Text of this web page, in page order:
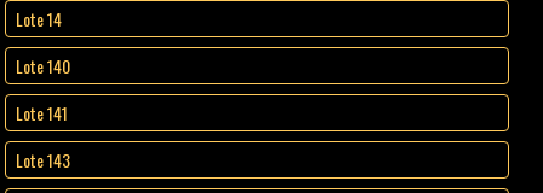
Lote 14
Lote 140
Lote 141
Lote 143